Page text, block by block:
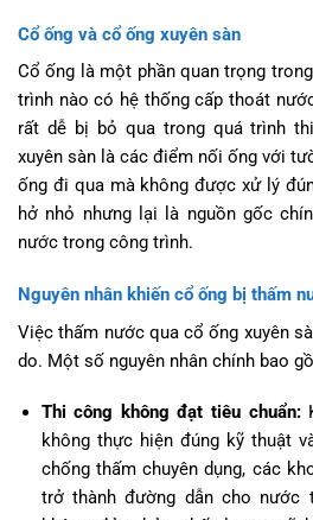
Cổ ống và cổ ống xuyên sàn
Cổ ống là một phần quan trọng
trình nào có hệ thống cấp thoát
rất dễ bị bỏ qua trong quá trình
xuyên sàn là các điểm nối ống với
ống đi qua mà không được xử lý
hở nhỏ nhưng lại là nguồn gốc
nước trong công trình.
Nguyên nhân khiến cổ ống bị thấm
Việc thấm nước qua cổ ống xuyên
do. Một số nguyên nhân chính bao
Thi công không đạt tiêu chuẩn:
không thực hiện đúng kỹ thuật
chống thấm chuyên dụng, các
trở thành đường dẫn cho nước